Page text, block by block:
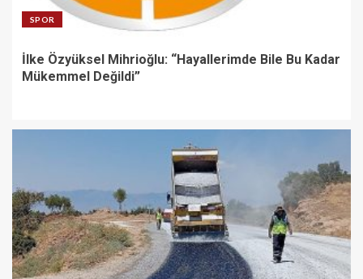
SPOR
İlke Özyüksel Mihrioğlu: “Hayallerimde Bile Bu Kadar
Mükemmel Değildi”